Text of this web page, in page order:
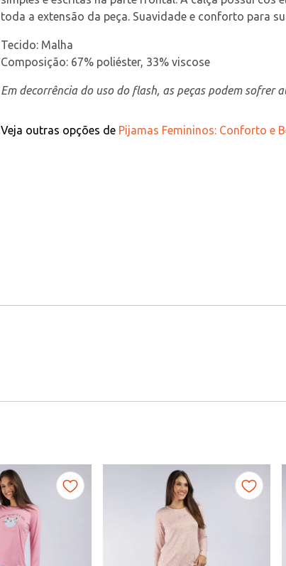
toda a extensão da peça. Suavidade e conforto para
Tecido: Malha
Composição: 67% poliéster, 33% viscose
Em decorrência do uso do flash, as peças podem sofrer
Veja outras opções de Pijamas Femininos: Conforto e